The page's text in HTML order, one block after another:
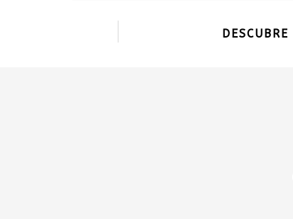
DESCUBRE